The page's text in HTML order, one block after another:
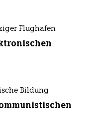
Flughafen
Bildung